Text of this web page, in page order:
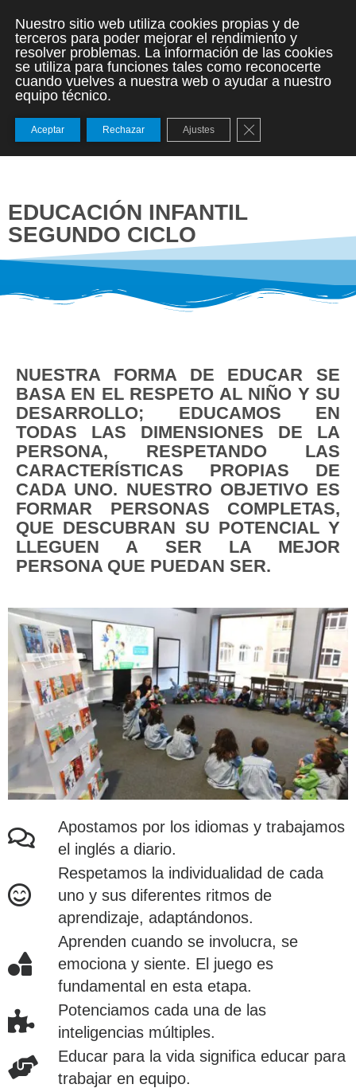
EDUCACIÓN INFANTIL
SEGUNDO CICLO
NUESTRA FORMA DE EDUCAR SE
BASA EN EL RESPETO AL NIÑO Y SU
DESARROLLO; EDUCAMOS EN
TODAS LAS DIMENSIONES DE LA
PERSONA, RESPETANDO LAS
CARACTERÍSTICAS PROPIAS DE
CADA UNO. NUESTRO OBJETIVO ES
FORMAR PERSONAS COMPLETAS,
QUE DESCUBRAN SU POTENCIAL Y
LLEGUEN A SER LA MEJOR
PERSONA QUE PUEDAN SER.
Apostamos por los idiomas y trabajamos
el inglés a diario.
Respetamos la individualidad de cada
uno y sus diferentes ritmos de
aprendizaje, adaptándonos.
Aprenden cuando se involucra, se
emociona y siente. El juego es
fundamental en esta etapa.
Potenciamos cada una de las
inteligencias múltiples.
Educar para la vida significa educar para
trabajar en equipo.
Nuestro sitio web utiliza cookies propias y de
terceros para poder mejorar el rendimiento y
resolver problemas. La información de las cookies
se utiliza para funciones tales como reconocerte
cuando vuelves a nuestra web o ayudar a nuestro
equipo técnico.
Aceptar Rechazar Ajustes Cerrar el banner de